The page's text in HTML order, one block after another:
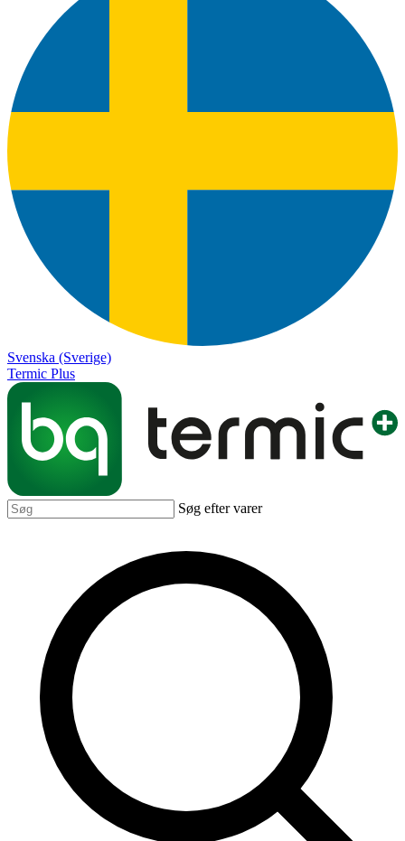
Svenska (Sverige)
Termic Plus
Søg efter varer